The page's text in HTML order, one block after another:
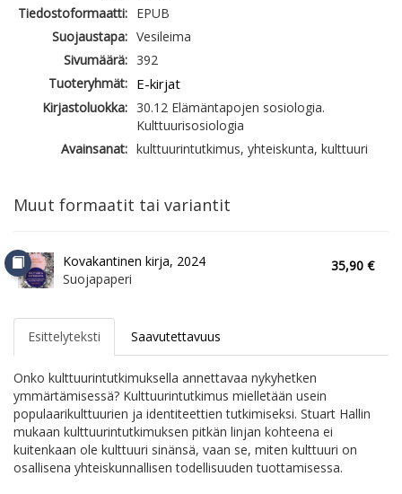
Tiedostoformaatti: EPUB
Suojaustapa: Vesileima
Sivumäärä: 392
Tuoteryhmät: E-kirjat
Kirjastoluokka: 30.12 Elämäntapojen sosiologia.
Kulttuurisosiologia
Avainsanat: kulttuurintutkimus, yhteiskunta, kulttuuri
Muut formaatit tai variantit
Kovakantinen kirja, 2024
Suojapaperi
35,90 €
Esittelyteksti Saavutettavuus
Onko kulttuurintutkimuksella annettavaa nykyhetken
ymmärtämisessä? Kulttuurintutkimus mielletään usein
populaarikulttuurien ja identiteettien tutkimiseksi. Stuart Hallin
mukaan kulttuurintutkimuksen pitkän linjan kohteena ei
kuitenkaan ole kulttuuri sinänsä, vaan se, miten kulttuuri on
osallisena yhteiskunnallisen todellisuuden tuottamisessa.